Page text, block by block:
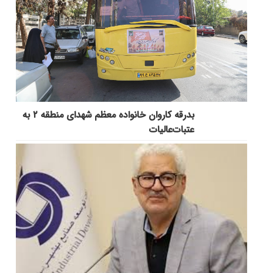
بدرقه کاروان خانواده معظم شهدای منطقه ۲ به
عتبات‌عالیات